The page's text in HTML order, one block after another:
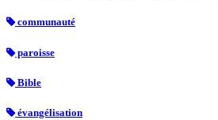
communauté
paroisse
Bible
évangélisation